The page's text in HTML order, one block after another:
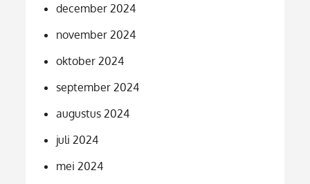
december 2024
november 2024
oktober 2024
september 2024
augustus 2024
juli 2024
mei 2024